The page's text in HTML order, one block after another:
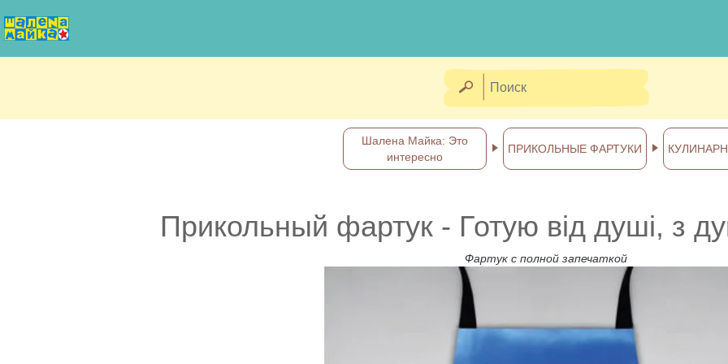
Шалена Майка: Это
интересно
ПРИКОЛЬНЫЕ ФАРТУКИ
Прикольный фартук - Готую від душі, з
Фартук с полной запечаткой